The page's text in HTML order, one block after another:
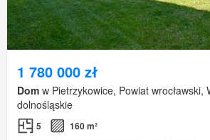
1 780 000 zł
Dom w Pietrzykowice, Powiat wrocławski,
dolnośląskie
5 160 m²